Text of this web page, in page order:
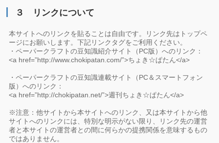
３ リンクについて
本サイトへのリンクを貼ることは自由です。リンク先はトップペ
ージにお願いします。下記リンクタグをご利用ください。
・ペーパークラフトの豆知識紹介サイト（PC版）へのリンク：
<a href=”http://www.chokipatan.com/”>ちょき☆ぱたん</a>
・ペーパークラフトの豆知識連載サイト（PC＆スマートフォン
版）へのリンク：
<a href=”http://chokipatan.net/”>週刊ちょき☆ぱたん</a>
※注意：他サイトから本サイトへのリンク、又は本サイトから他
サイトへのリンクには、特別な明示がない限り、リンク先の運営
者と本サイトの運営者との間に何らかの提携関係を意味するもの
ではありません。